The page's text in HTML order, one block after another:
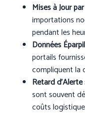
Mises à Jour
importations
pendant les
Données
portails
compliquent la
Retard d’Alerte
sont souvent
coûts